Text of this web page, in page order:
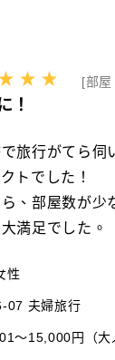
[部
！
旅行がてら
トでした！
、部屋数が少
満足でした。
性
07 夫婦旅行
～15,000円（大